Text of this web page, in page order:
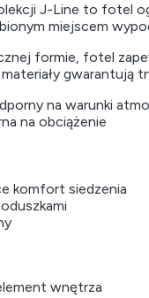
J-Line to fotel
miejscem
formie, fotel
gwarantują
na warunki
na obciążenie
komfort siedzenia
wnętrza